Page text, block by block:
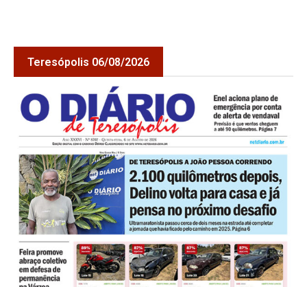
Teresópolis 06/08/2026